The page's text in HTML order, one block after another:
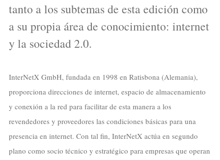
tanto a los subtemas de esta edición como
a su propia área de conocimiento: internet
y la sociedad 2.0.
InterNetX GmbH, fundada en 1998 en Ratisbona (Alemania),
proporciona direcciones de internet, espacio de almacenamiento
y conexión a la red para facilitar de esta manera a los
revendedores y proveedores las condiciones básicas para una
presencia en internet. Con tal fin, InterNetX actúa en segundo
plano como socio técnico y estratégico para empresas que operan